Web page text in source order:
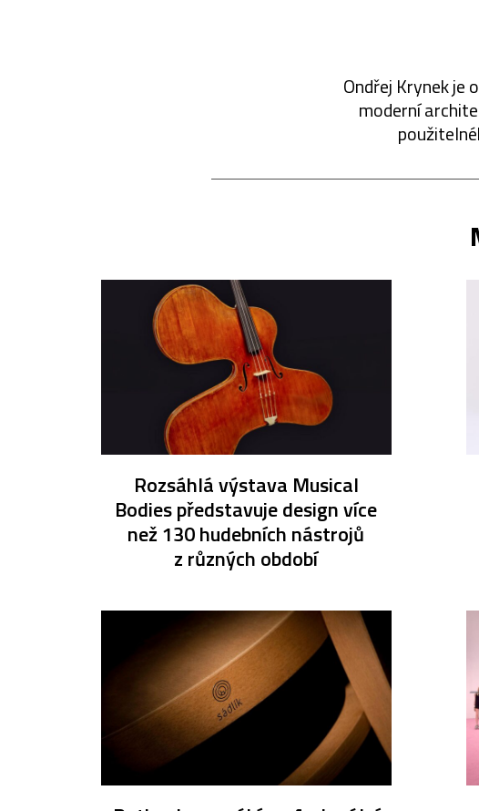
Ondřej Krynek je
moderní
Rozsáhlá výstava Musical
Bodies představuje design více
než 130 hudebních nástrojů
z různých období